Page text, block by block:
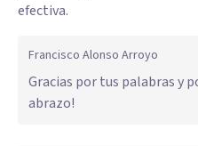
efectiva.
Francisco Alonso Arroyo
Gracias por tus palabras y
abrazo!